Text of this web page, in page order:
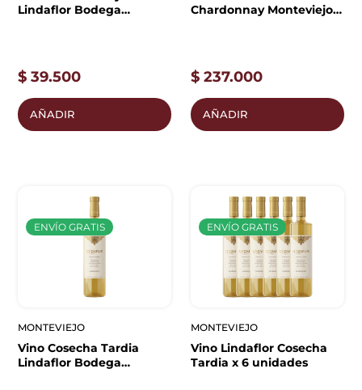
Lindaflor Bodega
$ 39.500
AÑADIR
Chardonnay Monteviejo x
$ 237.000
AÑADIR
ENVÍO GRATIS
MONTEVIEJO
Vino Cosecha Tardia
Lindaflor Bodega
ENVÍO GRATIS
MONTEVIEJO
Vino Lindaflor Cosecha
Tardia x 6 unidades